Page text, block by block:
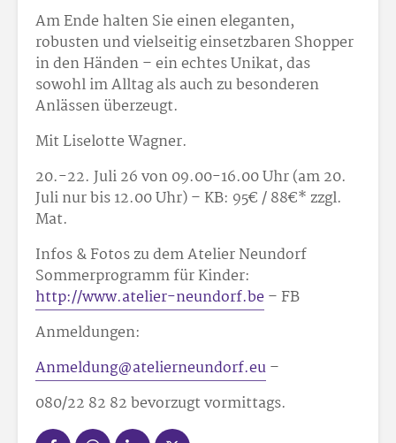
Am Ende halten Sie einen eleganten,
robusten und vielseitig einsetzbaren Shopper
in den Händen – ein echtes Unikat, das
sowohl im Alltag als auch zu besonderen
Anlässen überzeugt.
Mit Liselotte Wagner.
20.-22. Juli 26 von 09.00-16.00 Uhr (am 20.
Juli nur bis 12.00 Uhr) – KB: 95€ / 88€* zzgl.
Mat.
Infos & Fotos zu dem Atelier Neundorf
Sommerprogramm für Kinder:
http://www.atelier-neundorf.be– FB
Anmeldungen:
Anmeldung@atelierneundorf.eu–
080/22 82 82 bevorzugt vormittags.